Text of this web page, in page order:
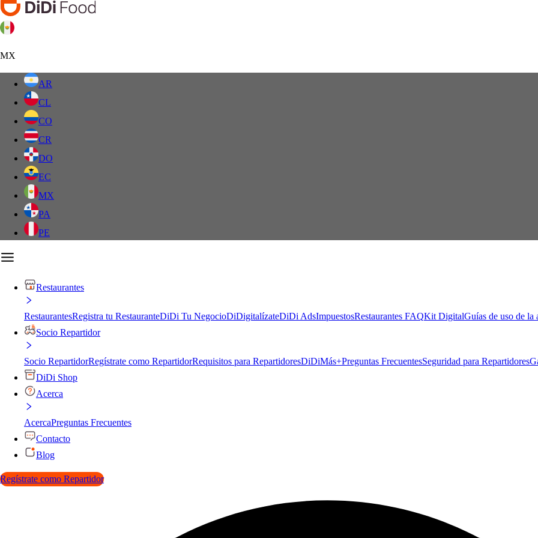
MX
AR
CL
CO
CR
DO
EC
MX
PA
PE
Restaurantes
RestaurantesRegistra tu RestauranteDiDi Tu NegocioDiDigitalízateDiDi AdsImpuestosRestaurantes FAQKit DigitalGuías de uso de la
Socio Repartidor
Socio RepartidorRegístrate como RepartidorRequisitos para RepartidoresDiDiMás+Preguntas FrecuentesSeguridad para Repartidores
DiDi Shop
Acerca
AcercaPreguntas Frecuentes
Contacto
Blog
Regístrate como Repartidor